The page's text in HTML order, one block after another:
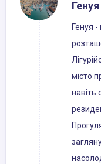
Генуя
Генуя -
місто
навіть